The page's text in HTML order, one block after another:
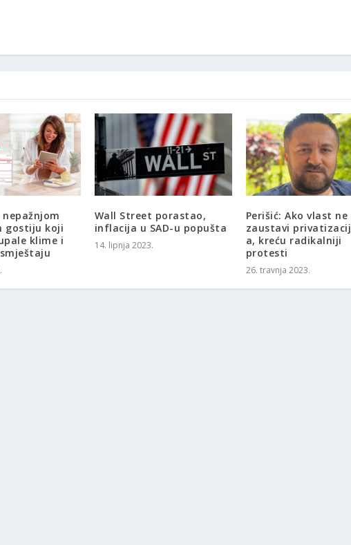
gostiju koji
klime i
Wall Street porastao,
inflacija u SAD-u popušta
14. lipnja 2023.
Perišić: Ako vlast ne
zaustavi
a, kreću radikalniji
protesti
26. travnja 2023.